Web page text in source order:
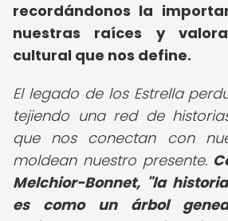
recordándonos la
nuestras raíces y
cultural que nos define.
El legado de los Estrella
tejiendo una red de
que nos conectan con
moldean nuestro presente.
Melchior-Bonnet, "la
es como un árbol